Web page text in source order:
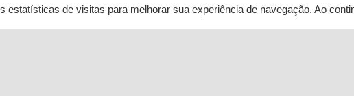
estatísticas de visitas para melhorar sua experiência de navegação. Ao